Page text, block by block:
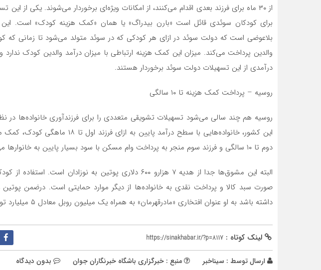
از ۳۰ ماه برای فرزند بعدی اقدام می‌کنند، از امکانات ویژه‌ای برخوردار می‌شوند. یکی از
برای کودکان سوئدی قائل است «بارن بیدراگ» یا همان «کمک هزینه کودک» است.
والدین پرداخت می‌کند. میزان این کمک هزینه ارتباطی با میزان درآمد والدین کودک
درآمدی از این تسهیلات دولت سوئد برخوردار هستند.
روسیه – پرداخت کمک هزینه تا ۱۰ سالگی
روسیه هم چند سالی می‌شود تسهیلات تشویقی متعددی را برای فرزندآوری خانواده‌ها در
این کشور، خانواده‌هایی با سطح درآمد پایین به
دوم تا ۱۰ سالگی و فرزند سوم منجر به پرداخت وام مسکن با سود بسیار پایین به خانوار‌ها می‌شود.
البته این مشوق‌ها جدا از هدیه ۷ هزارو ۶۰۰ دلاری پوتین به نوزادان
داشته باشد به او عنوان افتخاری «مادرقهرمان» به همراه یک میلیون روبل معادل ۵ میلیارد تومان داده می‌شود.
لینک کوتاه : https://sinakhabar.ir/?p=8117
ارسال توسط : سیناخبر منبع : خبرگزاری باشگاه خبرنگاران جوان بدون دیدگاه